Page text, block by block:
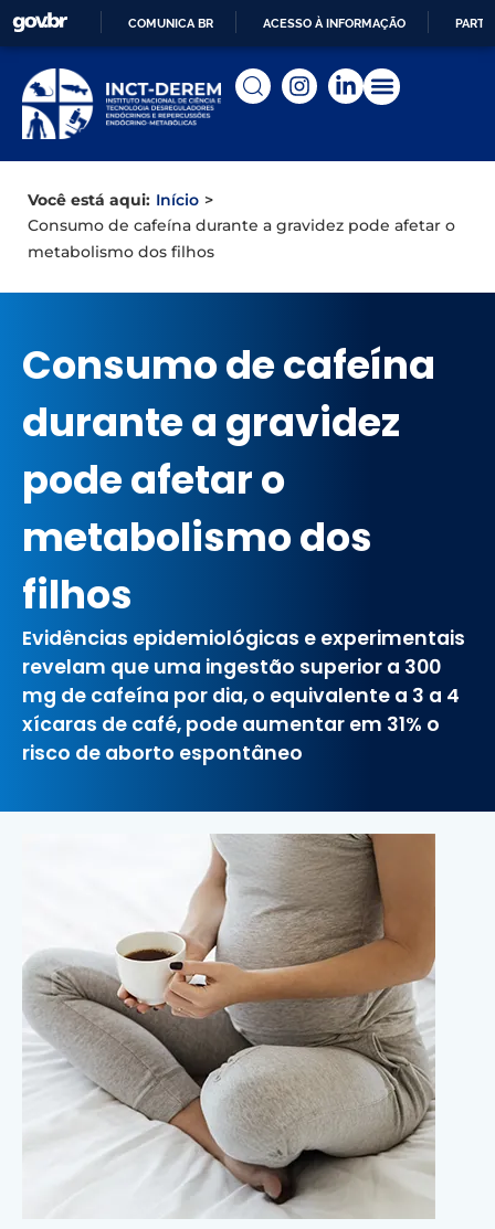
PARA
COMUNICA BR ACESSO À INFORMAÇÃO
Você está aqui: Início >
Consumo de cafeína durante a gravidez pode afetar o
metabolismo dos filhos
Consumo de cafeína
durante a gravidez
pode afetar o
metabolismo dos
filhos
Evidências epidemiológicas e experimentais
revelam que uma ingestão superior a 300
mg de cafeína por dia, o equivalente a 3 a 4
xícaras de café, pode aumentar em 31% o
risco de aborto espontâneo